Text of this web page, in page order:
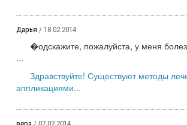
Дарья / 18.02.2014
�одскажите, пожалуйста, у меня
...
Здравствуйте! Существуют методы
аппликациями...